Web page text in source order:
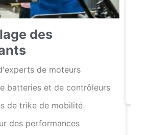
des
de moteurs
batteries et de contrôleurs
de trike de mobilité
des performances